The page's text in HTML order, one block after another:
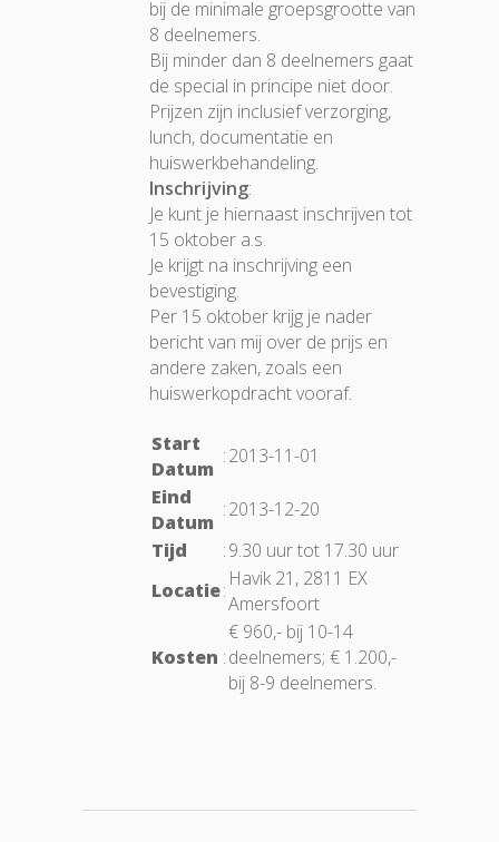
bij de minimale groepsgrootte van
8 deelnemers.
Bij minder dan 8 deelnemers gaat
de special in principe niet door.
Prijzen zijn inclusief verzorging,
lunch, documentatie en
huiswerkbehandeling.
Inschrijving:
Je kunt je hiernaast inschrijven tot
15 oktober a.s.
Je krijgt na inschrijving een
bevestiging.
Per 15 oktober krijg je nader
bericht van mij over de prijs en
andere zaken, zoals een
huiswerkopdracht vooraf.
Start
Datum
:2013-11-01
Eind
Datum
:2013-12-20
Tijd
:9.30 uur tot 17.30 uur
Locatie: Havik 21, 2811 EX
Amersfoort
Kosten :
€ 960,- bij 10-14
deelnemers; € 1.200,-
bij 8-9 deelnemers.